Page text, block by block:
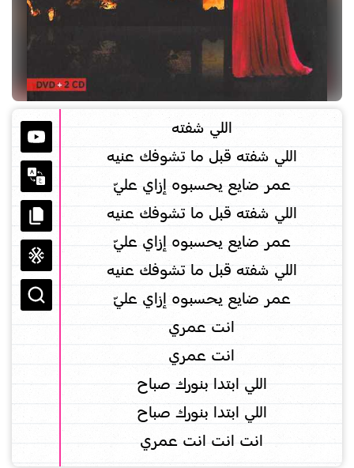
اللي شفته
اللي شفته قبل ما تشوفك عنيه
عمر ضايع يحسبوه إزاي عليّ
اللي شفته قبل ما تشوفك عنيه
عمر ضايع يحسبوه إزاي عليّ
اللي شفته قبل ما تشوفك عنيه
عمر ضايع يحسبوه إزاي عليّ
انت عمري
انت عمري
اللي ابتدا بنورك صباح
اللي ابتدا بنورك صباح
انت انت انت عمري